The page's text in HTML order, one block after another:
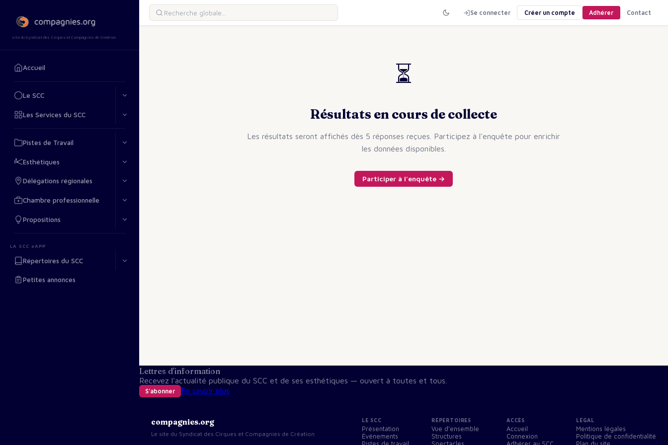
site du Syndicat des Cirques et Compagnies de Création
Accueil
Le SCC
Les Services du SCC
Pistes de Travail
Esthétiques
Délégations régionales
Chambre professionnelle
Propositions
LA SCC #APP
Répertoires du SCC
Petites annonces
Se connecter Créer un compte Adhérer Contact
⏳
Résultats en cours de collecte
Les résultats seront affichés dès 5 réponses reçues. Participez à l'enquête pour enrichir
les données disponibles.
Participer à l'enquête →
Lettres d'information
Recevez l'actualité publique du SCC et de ses esthétiques — ouvert à toutes et tous.
S'abonner En savoir plus
compagnies.org
Le site du Syndicat des Cirques et Compagnies de Création
LE SCC
Présentation
Événements
RÉPERTOIRES
Vue d'ensemble
Structures
ACCÈS
Accueil
Connexion
LÉGAL
Mentions légales
Politique de confidentialité